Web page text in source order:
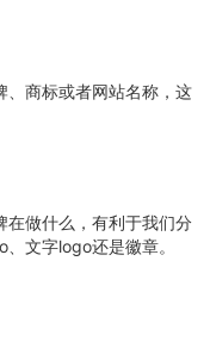
、商标或者网站名称，这
在做什么，有利于我们分
文字logo还是徽章。